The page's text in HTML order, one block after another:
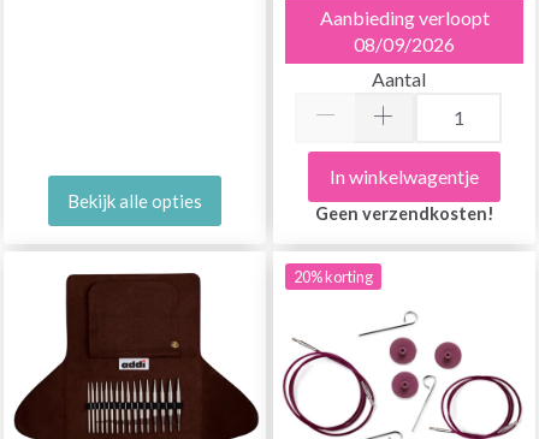
Bekijk alle opties
Aanbieding verloopt
08/09/2026
Aantal
In winkelwagentje
Geen verzendkosten!
20% korting